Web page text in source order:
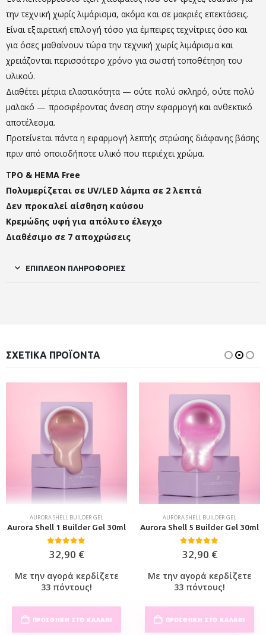
την τεχνική χωρίς λιμάρισμα, ακόμα και σε μακριές επεκτάσεις.
Είναι εξαιρετική επιλογή τόσο για έμπειρες τεχνίτριες όσο και
για όσες μαθαίνουν τώρα την τεχνική χωρίς λιμάρισμα και
χρειάζονται περισσότερο χρόνο για σωστή τοποθέτηση του
υλικού.
Διαθέτει μέτρια ελαστικότητα — ούτε πολύ σκληρό, ούτε πολύ
μαλακό — προσφέροντας άνεση στην εφαρμογή και ανθεκτικό
αποτέλεσμα.
Προτείνεται πάντα η εφαρμογή λεπτής στρώσης διάφανης βάσης
πριν από οποιοδήποτε υλικό που περιέχει χρώμα.
TPO & HEMA Free
Πολυμερίζεται σε UV/LED λάμπα σε 2 λεπτά
Δεν προκαλεί αίσθηση καύσου
Κρεμώδης υφή για απόλυτο έλεγχο
Διαθέσιμο σε 7 αποχρώσεις
ΕΠΙΠΛΈΟΝ ΠΛΗΡΟΦΟΡΊΕΣ
ΣΧΕΤΙΚΆ ΠΡΟΪΌΝΤΑ
AURORA SHELL BUILDER GEL
Aurora Shell 1 Builder Gel 30ml
0out of 5
32,90 €
Με την αγορά κερδίζετε
33 πόντους!
ΠΡΟΣΘΉΚΗ ΣΤΟ ΚΑΛΆΘΙ
AURORA SHELL BUILDER GEL
Aurora Shell 5 Builder Gel 30ml
0out of 5
32,90 €
Με την αγορά κερδίζετε
33 πόντους!
ΠΡΟΣΘΉΚΗ ΣΤΟ ΚΑΛΆΘΙ